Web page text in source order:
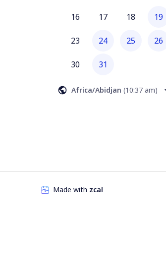
16 17 18 19
23 24 25 26
30 31
Africa/Abidjan (10:37 am)
Made with zcal